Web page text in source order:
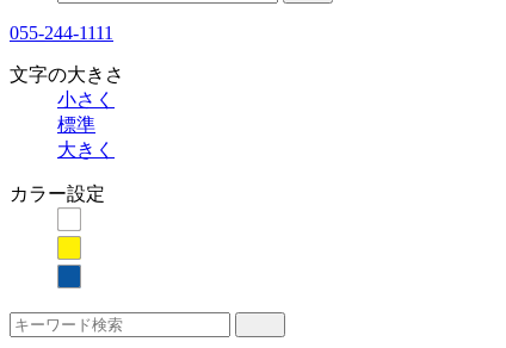
055-244-1111
文字の大きさ
小さく
標準
大きく
カラー設定